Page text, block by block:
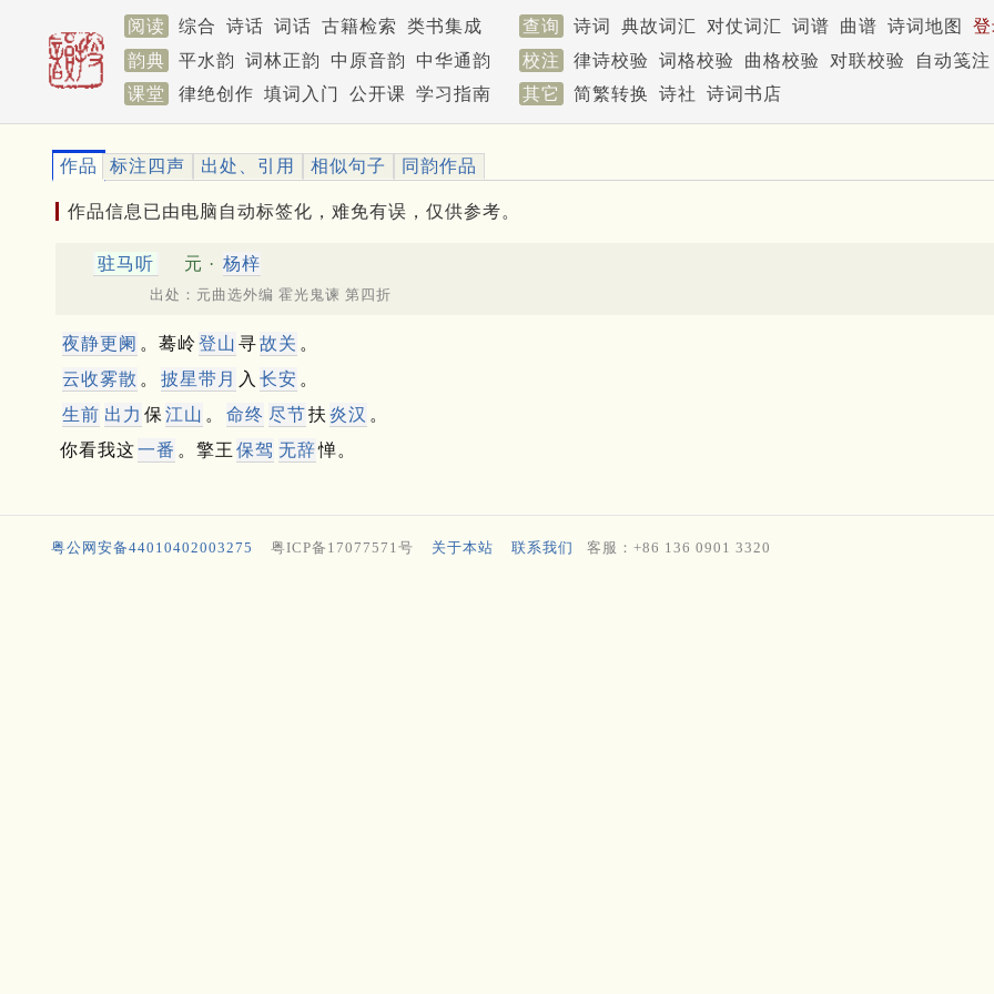
阅读 综合 诗话 词话 古籍检索 类书集成 查询 诗词 典故词汇 对仗词汇 词谱 曲谱 诗词地图
韵典
平水韵 词林正韵 中原音韵 中华通韵 校注 律诗校验 词格校验 曲格校验 对联校验
自动笺注
课堂
律绝创作 填词入门 公开课 学习指南 其它 简繁转换 诗社 诗词书店
作品 标注四声 出处、引用 相似句子 同韵作品
作品信息已由电脑自动标签化，难免有误，仅供参考。
驻马听 元 · 杨梓
出处：元曲选外编 霍光鬼谏 第四折
夜静更阑 。蓦岭登山 寻故关 。
云收雾散 。 披星带月 入 长安 。
生前 出力 保 江山 。 命终 尽节扶 炎汉 。
你看我这一番 。擎王 保驾 无辞惮。
粤公网安备44010402003275 粤ICP备17077571号 关于本站 联系我们 客服：+86 136 0901 3320